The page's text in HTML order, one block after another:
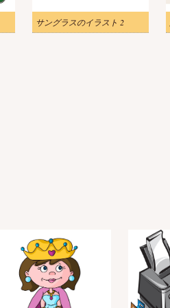
サングラスのイラスト 2